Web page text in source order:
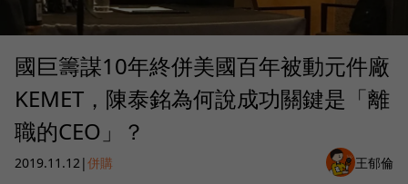
國巨籌謀10年終併美國百年被動元件廠
KEMET，陳泰銘為何說成功關鍵是「離
職的CEO」？
2019.11.12 |併購 王郁倫